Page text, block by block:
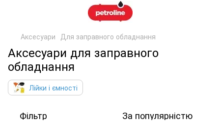
Аксесуари Для заправного обладнання
Аксесуари для заправного
обладнання
Лійки і ємності
Фільтр За популярністю